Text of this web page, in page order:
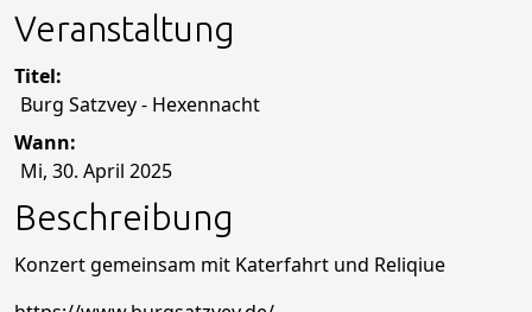
Veranstaltung
Titel:
Burg Satzvey - Hexennacht
Wann:
Mi, 30. April 2025
Beschreibung
Konzert gemeinsam mit Katerfahrt und Reliqiue